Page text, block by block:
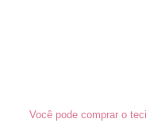
Você pode comprar o